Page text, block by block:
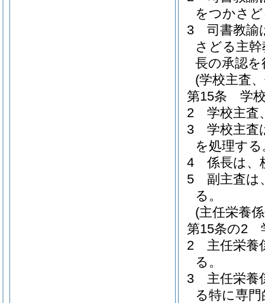
をつかさ
3
司書教諭
さどる主
長の承認
(学校主査
第15条
学
2
学校主査
3
学校主査
を処理する
4
係長は、
5
副主査は
る。
(主任栄養
第15条の2
2
主任栄養
る。
3
主任栄養
る特に専